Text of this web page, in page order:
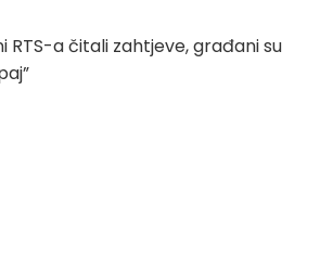
RTS-a čitali zahtjeve, građani su